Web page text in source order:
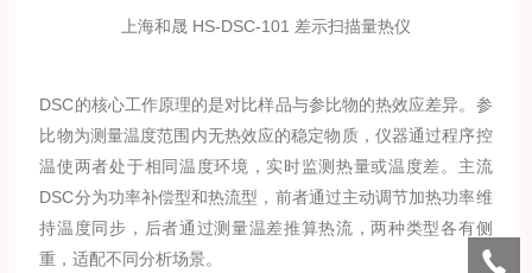
上海和晟 HS-DSC-101 差示扫描量热仪
DSC的核心工作原理的是对比样品与参比物的热效应差异。参
比物为测量温度范围内无热效应的稳定物质，仪器通过程序控
温使两者处于相同温度环境，实时监测热量或温度差。主流
DSC分为功率补偿型和热流型，前者通过主动调节加热功率维
持温度同步，后者通过测量温差推算热流，两种类型各有侧
重，适配不同分析场景。